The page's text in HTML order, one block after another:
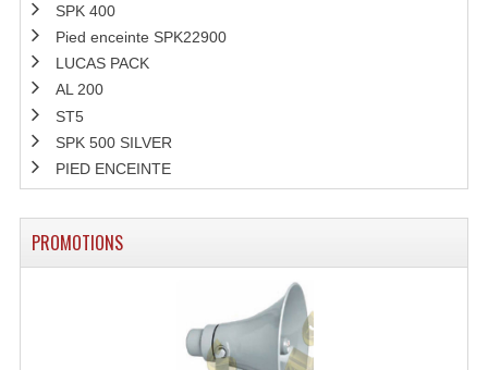
Structures Carrées
Structures, Angles Sd150
SPK 400
Pied enceinte SPK22900
LUCAS PACK
AL 200
ST5
SPK 500 SILVER
PIED ENCEINTE
PROMOTIONS